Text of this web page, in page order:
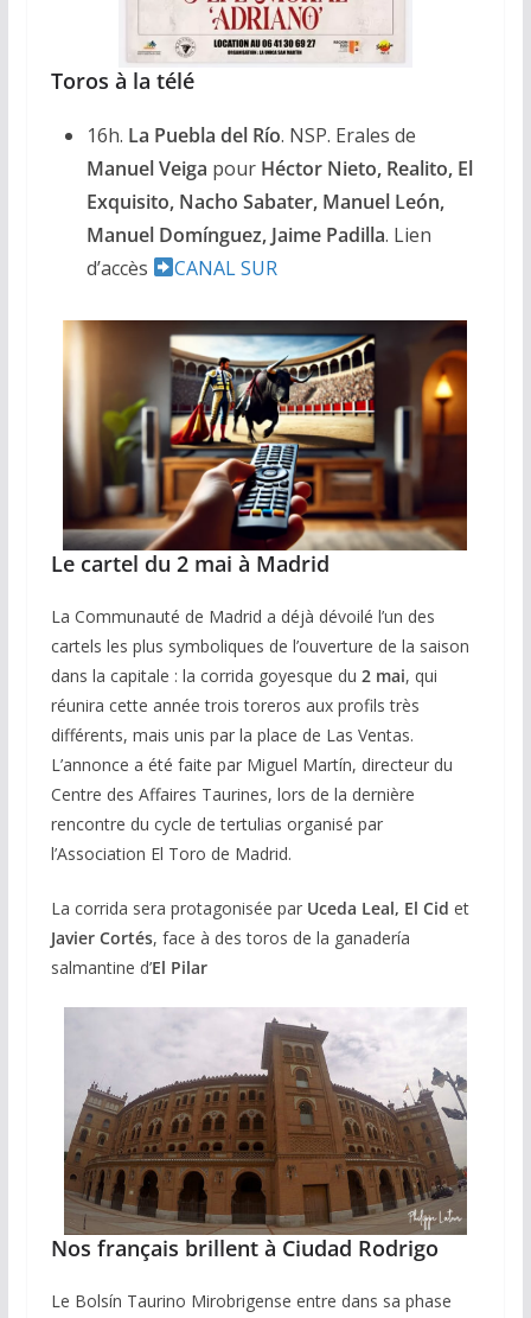
Toros à la télé
16h. La Puebla del Río. NSP. Erales de
Manuel Veiga pour Héctor Nieto, Realito, El
Exquisito, Nacho Sabater, Manuel León,
Manuel Domínguez, Jaime Padilla. Lien
d’accès
CANAL SUR
Le cartel du 2 mai à Madrid
La Communauté de Madrid a déjà dévoilé l’un des
cartels les plus symboliques de l’ouverture de la saison
dans la capitale : la corrida goyesque du 2 mai, qui
réunira cette année trois toreros aux profils très
différents, mais unis par la place de Las Ventas.
L’annonce a été faite par Miguel Martín, directeur du
Centre des Affaires Taurines, lors de la dernière
rencontre du cycle de tertulias organisé par
l’Association El Toro de Madrid.
La corrida sera protagonisée par Uceda Leal, El Cid et
Javier Cortés, face à des toros de la ganadería
salmantine d’El Pilar
Nos français brillent à Ciudad Rodrigo
Le Bolsín Taurino Mirobrigense entre dans sa phase